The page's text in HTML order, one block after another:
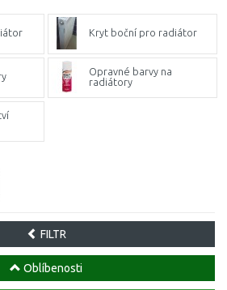
Kryt boční pro radiátor
Opravné barvy na
radiátory
FILTR
Oblíbenosti